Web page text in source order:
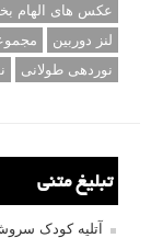
عکس های الهام
لنز دوربین
نوردهی طولانی
تبلیغ متنی
آتلیه کودک